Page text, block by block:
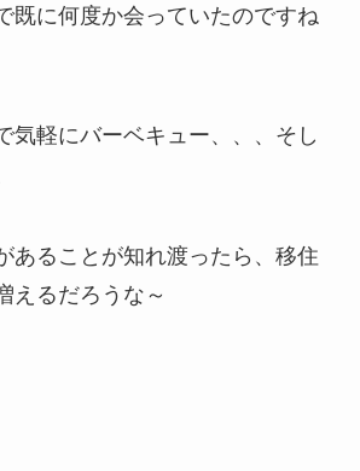
既に何度か会っていたのですね
気軽にバーベキュー、、、そし
あることが知れ渡ったら、移住
えるだろうな～